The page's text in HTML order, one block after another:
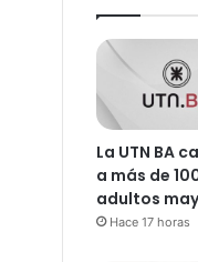
La UTN BA
a más de
adultos
Hace 17 horas